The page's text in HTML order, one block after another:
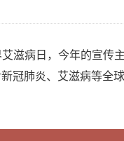
滋病日，今年的宣传
冠肺炎、艾滋病等全